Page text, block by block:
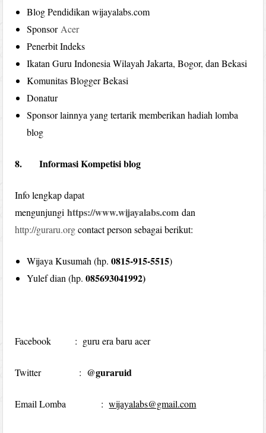
Blog Pendidikan wijayalabs.com
Sponsor Acer
Penerbit Indeks
Ikatan Guru Indonesia Wilayah Jakarta, Bogor, dan Bekasi
Komunitas Blogger Bekasi
Donatur
Sponsor lainnya yang tertarik memberikan hadiah lomba
blog
8. Informasi Kompetisi blog
Info lengkap dapat
mengunjungihttps://www.wijayalabs.com dan
http://guraru.orgcontact person sebagai berikut:
Wijaya Kusumah (hp.0815-915-5515)
Yulef dian (hp.085693041992)
Facebook : guru era baru acer
Twitter : @guraruid
Email Lomba :wijayalabs@gmail.com